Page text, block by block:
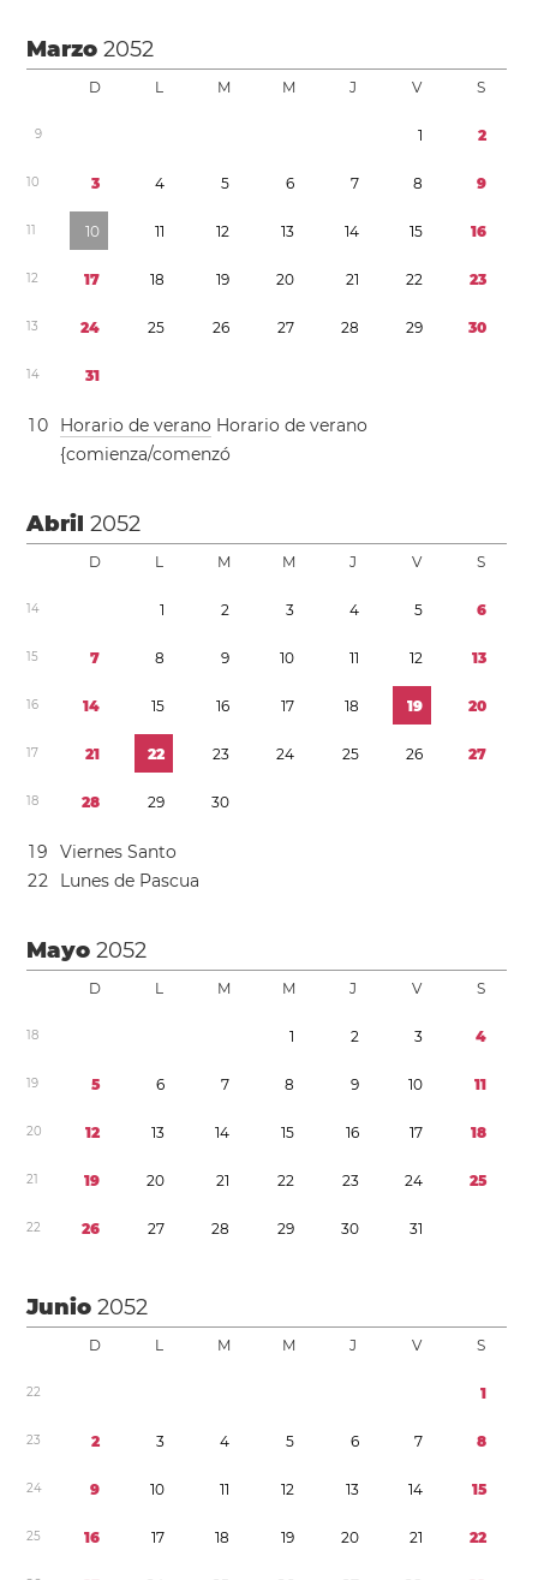
Marzo2052
D L M M J V S
9 1 2
10 3 4 5 6 7 8 9
11 10 11 12 13 14 15 16
12 17 18 19 20 21 22 23
13 24 25 26 27 28 29 30
14 31
10 Horario de verano Horario de verano
{comienza/comenzó
Abril2052
D L M M J V S
14 1 2 3 4 5 6
15 7 8 9 10 11 12 13
16 14 15 16 17 18 19 20
17 21 22 23 24 25 26 27
18 28 29 30
19
Viernes Santo
22 Lunes de Pascua
Mayo2052
D L M M J V S
18 1 2 3 4
19 5 6 7 8 9 10 11
20 12 13 14 15 16 17 18
21 19 20 21 22 23 24 25
22 26 27 28 29 30 31
Junio2052
D L M M J V S
22 1
23 2 3 4 5 6 7 8
24 9 10 11 12 13 14 15
25 16 17 18 19 20 21 22